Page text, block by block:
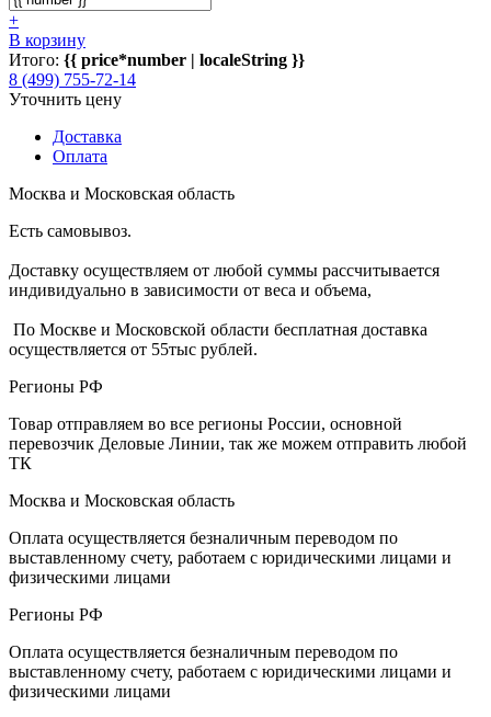
+
В корзину
Итого: {{ price*number | localeString }}
8 (499) 755-72-14
Уточнить цену
Доставка
Оплата
Москва и Московская область
Есть самовывоз.
Доставку осуществляем от любой суммы рассчитывается
индивидуально в зависимости от веса и объема,
По Москве и Московской области бесплатная доставка
осуществляется от 55тыс рублей.
Регионы РФ
Товар отправляем во все регионы России, основной
перевозчик Деловые Линии, так же можем отправить любой
ТК
Москва и Московская область
Оплата осуществляется безналичным переводом по
выставленному счету, работаем с юридическими лицами и
физическими лицами
Регионы РФ
Оплата осуществляется безналичным переводом по
выставленному счету, работаем с юридическими лицами и
физическими лицами